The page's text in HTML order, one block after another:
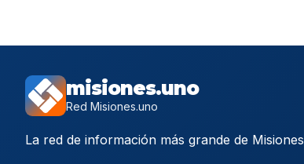
misiones.uno
Red Misiones.uno
La red de información más grande de Misiones